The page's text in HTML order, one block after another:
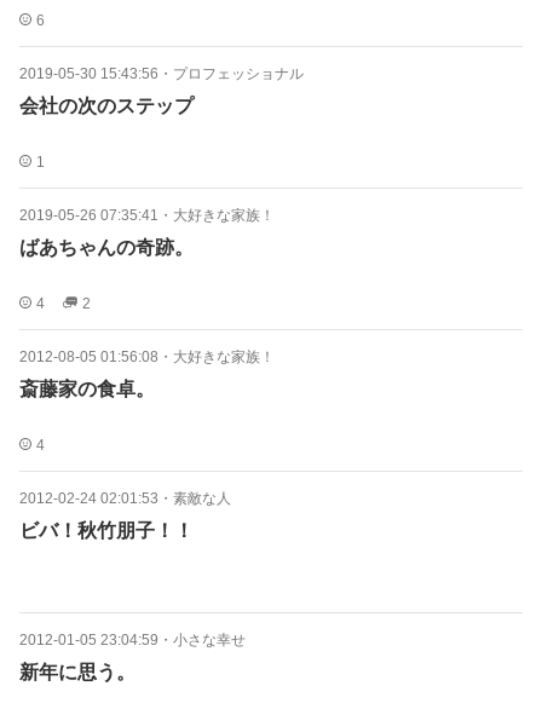
6
2019-05-30 15:43:56 ・ プロフェッショナル
会社の次のステップ
1
2019-05-26 07:35:41 ・ 大好きな家族！
ばあちゃんの奇跡。
4 2
2012-08-05 01:56:08 ・ 大好きな家族！
斎藤家の食卓。
4
2012-02-24 02:01:53 ・ 素敵な人
ビバ！秋竹朋子！！
2012-01-05 23:04:59 ・ 小さな幸せ
新年に思う。